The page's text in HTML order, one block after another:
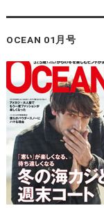
OCEAN 01月号